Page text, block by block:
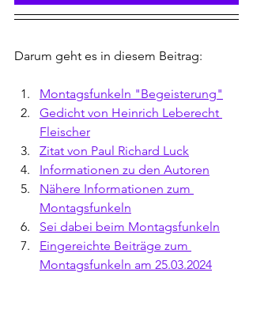
Darum geht es in diesem Beitrag:
Montagsfunkeln "Begeisterung"
Gedicht von Heinrich Leberecht
Fleischer
Zitat von Paul Richard Luck
Informationen zu den Autoren
Nähere Informationen zum
Montagsfunkeln
Sei dabei beim Montagsfunkeln
Eingereichte Beiträge zum
Montagsfunkeln am 25.03.2024